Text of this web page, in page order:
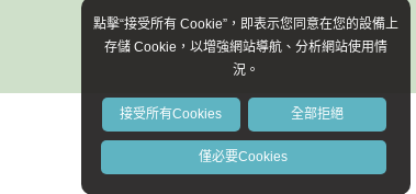
點擊“接受所有 Cookie”，即表示您同意在您的設備上
存儲 Cookie，以增強網站導航、分析網站使用情
況。
接受所有Cookies 全部拒絕
僅必要Cookies